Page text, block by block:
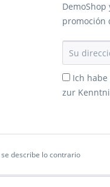
promoción
Ich habe
zur
describe lo contrario